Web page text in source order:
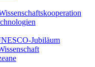
Jubiläum